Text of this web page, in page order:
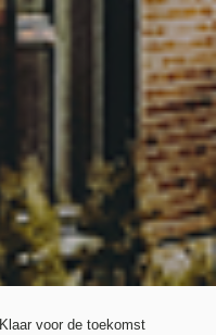
Klaar voor de toekomst